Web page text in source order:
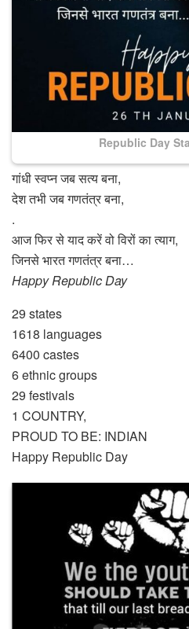
Republic Day
गांधी स्वप्न जब सत्य बना,
देश तभी जब गणतंत्र बना,
.
आज फिर से याद करें वो विरों का त्याग,
जिनसे भारत गणतंत्र बना…
Happy Republic Day
29 states
1618 languages
6400 castes
6 ethnic groups
29 festivals
1 COUNTRY,
PROUD TO BE: INDIAN
Happy Republic Day